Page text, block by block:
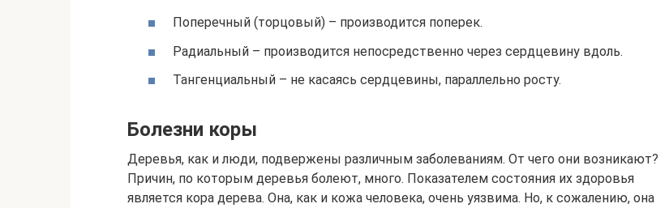
Поперечный (торцовый) – производится поперек.
Радиальный – производится непосредственно через сердцевину вдоль.
Тангенциальный – не касаясь сердцевины, параллельно росту.
Болезни коры
Деревья, как и люди, подвержены различным заболеваниям. От чего они возникают?
Причин, по которым деревья болеют, много. Показателем состояния их здоровья
является кора дерева. Она, как и кожа человека, очень уязвима. Но, к сожалению, она